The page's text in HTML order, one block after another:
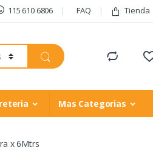
115 610 6806 FAQ Tienda
Mas Categorias
x 6Mtrs